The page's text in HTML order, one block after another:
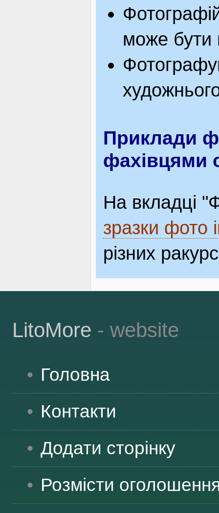
може бути
Приклади
фахівцями
На вкладці
зразки фото
різних
LitoMore - website
Головна
Контакти
Додати сторінку
Розмісти